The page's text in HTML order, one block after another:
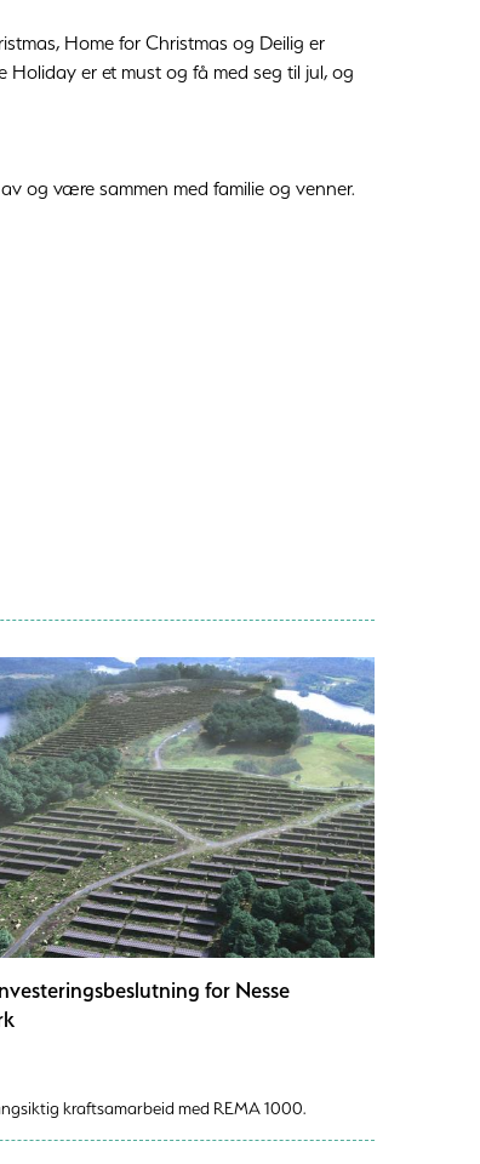
Home for Christmas og Deilig er
Holiday er et must og få med seg til jul, og
og være sammen med familie og venner.
for Nesse
kraftsamarbeid med REMA 1000.